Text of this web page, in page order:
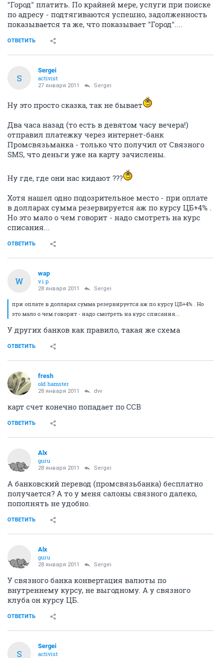
S
Sergei
activist
27 января 2011 wao
Открыл таки в другом месте эту карту (минут за 40).
Оказалось, что через него тоже можно через систему
"Город" платить. По крайней мере, услуги при поиске
показывается та же, что показывает "Город"....
ОТВЕТИТЬ
S
activist
Ну это просто сказка, так не бывает
Два часа назад (то есть в девятом часу вечера!)
Промсвязьманка - только что получил от Связного
SMS, что деньги уже на карту зачислены.
Ну где, где они нас кидают ???
Хотя нашел одно подозрительное место - при оплате
в долларах сумма резервируется аж по курсу ЦБ+4% .
Но это мало о чем говорит - надо смотреть на курс
списания...
ОТВЕТИТЬ
W
wap
v.i.p.
28 января 2011 Sergei
при оплате в долларах сумма резервируется аж по курсу ЦБ+4% . Но
old hamster
28 января 2011 dvv
карт счет конечно попадает по ССВ
guru
28 января 2011 Sergei
А банковский перевод (промсвязьбанка) бесплатно
получается? А то у меня салоны связного далеко,
пополнять не удобно.
Alx